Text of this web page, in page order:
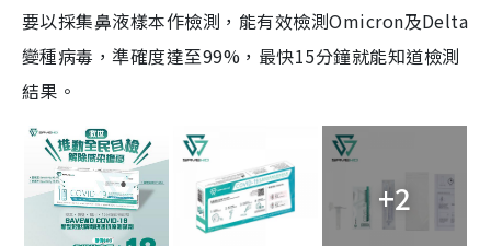
要以採集鼻液樣本作檢測，能有效檢測Omicron及Delta
變種病毒，準確度達至99%，最快15分鐘就能知道檢測
結果。
+2